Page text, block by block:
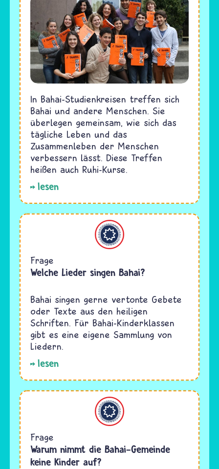
In Bahai-Studienkreisen treffen sich
Bahai und andere Menschen. Sie
überlegen gemeinsam, wie sich das
tägliche Leben und das
Zusammenleben der Menschen
verbessern lässt. Diese Treffen
heißen auch Ruhi-Kurse.
lesen
Bahaitum
Frage
Welche Lieder singen Bahai?
Bahai singen gerne vertonte Gebete
oder Texte aus den heiligen
Schriften. Für Bahai-Kinderklassen
gibt es eine eigene Sammlung von
Liedern.
lesen
Bahaitum
Frage
Warum nimmt die Bahai-Gemeinde
keine Kinder auf?